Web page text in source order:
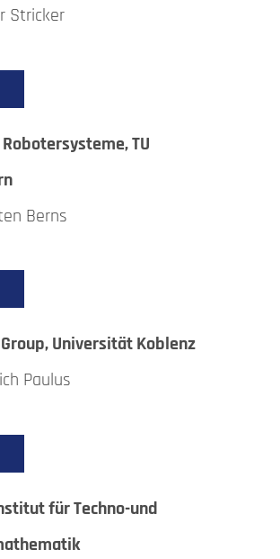
Stricker
TU
Berns
Universität Koblenz
Paulus
für Techno-und